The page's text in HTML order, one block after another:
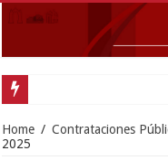
Home / Contrataciones
2025